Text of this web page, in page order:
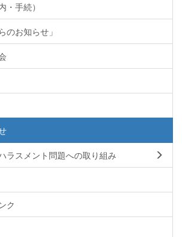
・手続）
のお知らせ」
ラスメント問題への取り組み
ク